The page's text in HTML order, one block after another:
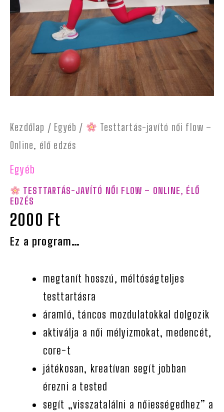
Kezdőlap / Egyéb /
Testtartás-javító női flow –
Online, élő edzés
Egyéb
TESTTARTÁS-JAVÍTÓ NŐI FLOW – ONLINE, ÉLŐ
EDZÉS
2000 Ft
Ez a program…
megtanít hosszú, méltóságteljes
testtartásra
áramló, táncos mozdulatokkal dolgozik
aktiválja a női mélyizmokat, medencét,
core-t
játékosan, kreatívan segít jobban
érezni a tested
segít „visszatalálni a nőiességedhez” a